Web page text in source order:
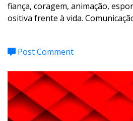
fiança, coragem, animação,
ositiva frente à vida.
Post Comment